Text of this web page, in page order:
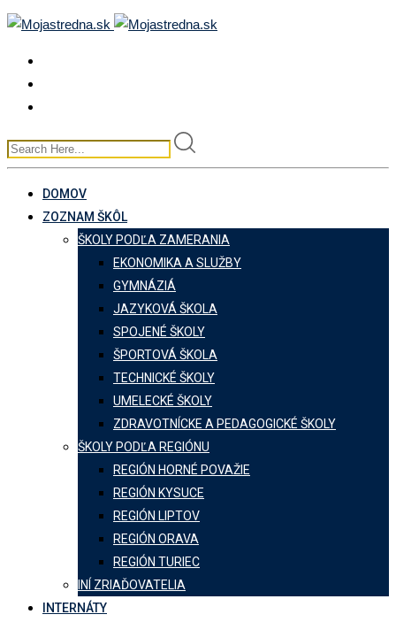
Skip
DOMOV
ZOZNAM ŠKÔL
ŠKOLY PODĽA ZAMERANIA
EKONOMIKA A SLUŽBY
GYMNÁZIÁ
JAZYKOVÁ ŠKOLA
SPOJENÉ ŠKOLY
ŠPORTOVÁ ŠKOLA
TECHNICKÉ ŠKOLY
UMELECKÉ ŠKOLY
ZDRAVOTNÍCKE A PEDAGOGICKÉ ŠKOLY
ŠKOLY PODĽA REGIÓNU
REGIÓN HORNÉ POVAŽIE
REGIÓN KYSUCE
REGIÓN LIPTOV
REGIÓN ORAVA
REGIÓN TURIEC
INÍ ZRIAĎOVATELIA
INTERNÁTY